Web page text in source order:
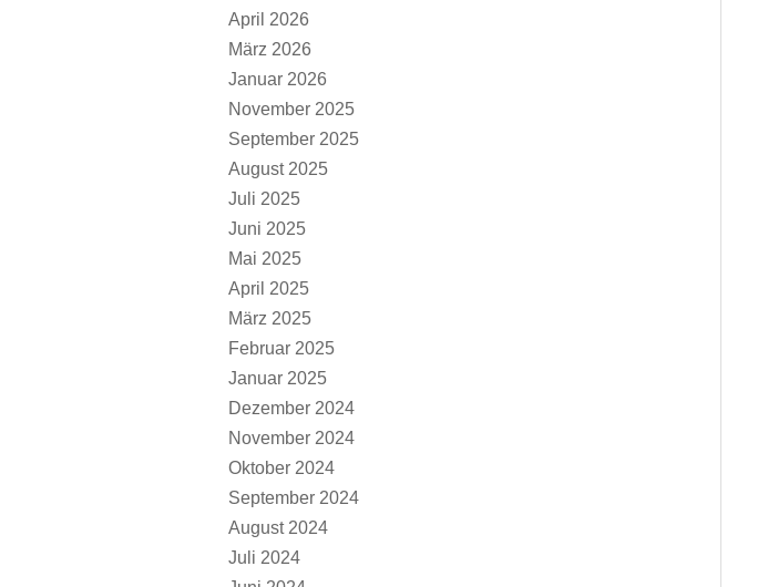
April 2026
März 2026
Januar 2026
November 2025
September 2025
August 2025
Juli 2025
Juni 2025
Mai 2025
April 2025
März 2025
Februar 2025
Januar 2025
Dezember 2024
November 2024
Oktober 2024
September 2024
August 2024
Juli 2024